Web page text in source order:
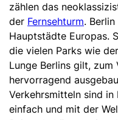
zählen das
der Fernsehturm.
Hauptstädte Europas.
die vielen Parks wie
Lunge Berlins gilt, zum
hervorragend
Verkehrsmitteln sind
einfach und mit der